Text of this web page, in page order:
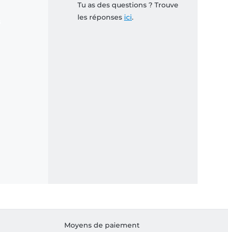
Tu as des questions ? Trouve
les réponses ici.
Moyens de paiement